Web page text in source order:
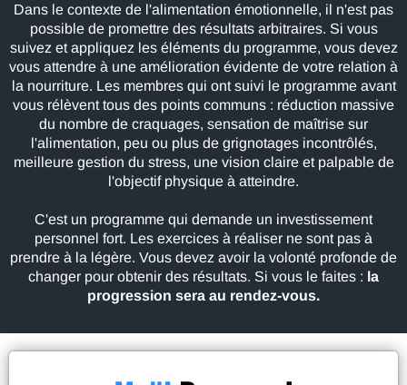
Dans le contexte de l'alimentation émotionnelle, il n'est pas
possible de promettre des résultats arbitraires. Si vous
suivez et appliquez les éléments du programme, vous devez
vous attendre à une amélioration évidente de votre relation à
la nourriture. Les membres qui ont suivi le programme avant
vous rélèvent tous des points communs : réduction massive
du nombre de craquages, sensation de maîtrise sur
l'alimentation, peu ou plus de grignotages incontrôlés,
meilleure gestion du stress, une vision claire et palpable de
l'objectif physique à atteindre.
C'est un programme qui demande un investissement
personnel fort. Les exercices à réaliser ne sont pas à
prendre à la légère. Vous devez avoir la volonté profonde de
changer pour obtenir des résultats. Si vous le faites : la
progression sera au rendez-vous.